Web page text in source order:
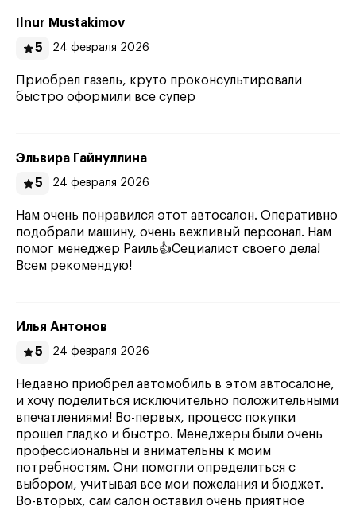
Ilnur Mustakimov
5
24 февраля 2026
Приобрел газель, круто проконсультировали
быстро оформили все супер
Эльвира Гайнуллина
5
24 февраля 2026
Нам очень понравился этот автосалон. Оперативно
подобрали машину, очень вежливый персонал. Нам
помог менеджер Раиль👍Сециалист своего дела!
Всем рекомендую!
Илья Антонов
5
24 февраля 2026
Недавно приобрел автомобиль в этом автосалоне,
и хочу поделиться исключительно положительными
впечатлениями! Во-первых, процесс покупки
прошел гладко и быстро. Менеджеры были очень
профессиональны и внимательны к моим
потребностям. Они помогли определиться с
выбором, учитывая все мои пожелания и бюджет.
Во-вторых, сам салон оставил очень приятное